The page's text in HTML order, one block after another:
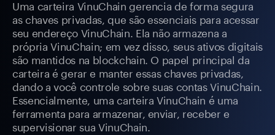
Uma carteira VinuChain gerencia de forma segura
as chaves privadas, que são essenciais para acessar
seu endereço VinuChain. Ela não armazena a
própria VinuChain; em vez disso, seus ativos digitais
são mantidos na blockchain. O papel principal da
carteira é gerar e manter essas chaves privadas,
dando a você controle sobre suas contas VinuChain.
Essencialmente, uma carteira VinuChain é uma
ferramenta para armazenar, enviar, receber e
supervisionar sua VinuChain.